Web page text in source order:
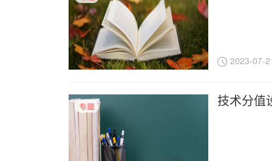
2023-07-
技术分值